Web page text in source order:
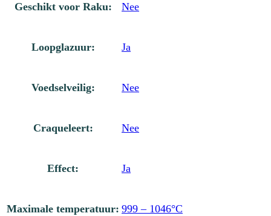
Geschikt voor Raku: Nee
Loopglazuur: Ja
Voedselveilig: Nee
Craqueleert: Nee
Effect: Ja
Maximale temperatuur: 999 – 1046°C